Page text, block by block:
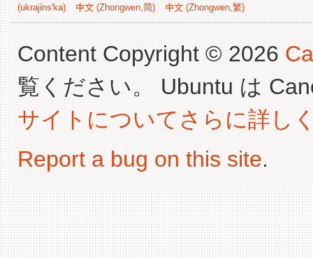
(ukrajins'ka)
中文 (Zhongwen,简) 中文 (Zhongwen,繁)
Content Copyright © 2026
覧ください。 Ubuntu は
サイトについてさらに詳し
Report a bug on this site.